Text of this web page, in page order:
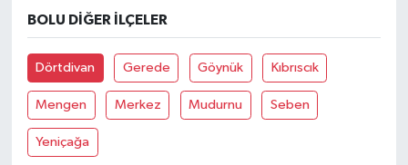
BOLU DIĞER İLÇELER
Dörtdivan Gerede Göynük Kıbrıscık
Mengen Merkez Mudurnu Seben
Yeniçağa